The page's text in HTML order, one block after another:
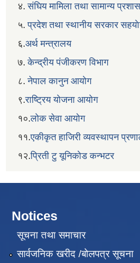
४.संघिय मामिला तथा सामान्य
५.प्रदेश तथा स्थानीय सरकार
६.अर्थ मन्त्रालय
७.केन्द्रीय पंजीकरण विभाग
८.नेपाल कानुन आयोग
९.राष्ट्रिय योजना आयोग
१०.लोक सेवा आयोग
११.एकीकृत हाजिरी व्यवस्थापन
१२.प्रिती टु यूनिकोड कन्भटर
Notices
सूचना तथा समाचार
सार्वजनिक खरीद /बोलपत्र सूचना